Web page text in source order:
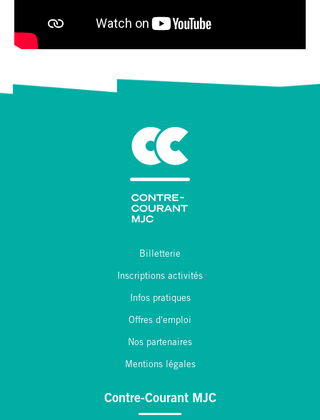
Contre-Courant MJC
Billetterie
Inscriptions activités
Infos pratiques
Offres d'emploi
Nos partenaires
Mentions légales